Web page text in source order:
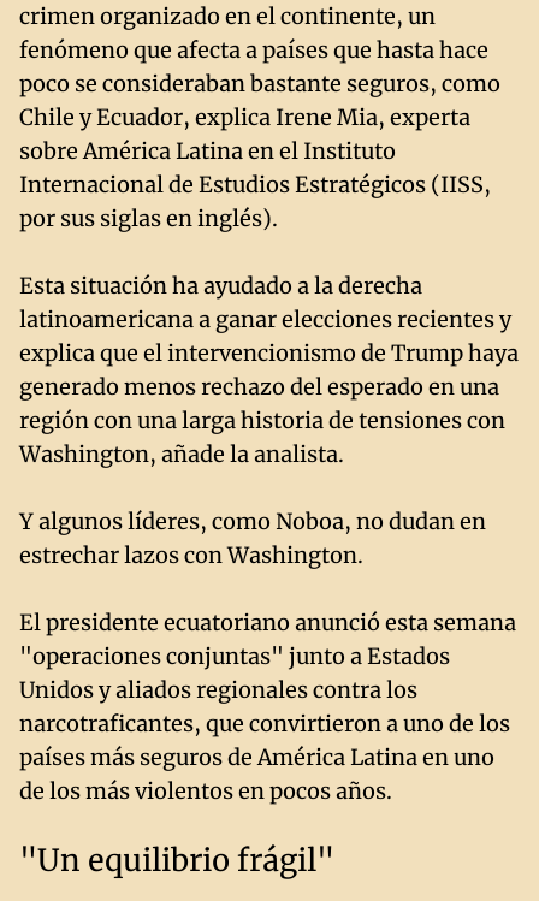
crimen organizado en el continente, un
fenómeno que afecta a países que hasta hace
poco se consideraban bastante seguros, como
Chile y Ecuador, explica Irene Mia, experta
sobre América Latina en el Instituto
Internacional de Estudios Estratégicos (IISS,
por sus siglas en inglés).
Esta situación ha ayudado a la derecha
latinoamericana a ganar elecciones recientes y
explica que el intervencionismo de Trump haya
generado menos rechazo del esperado en una
región con una larga historia de tensiones con
Washington, añade la analista.
Y algunos líderes, como Noboa, no dudan en
estrechar lazos con Washington.
El presidente ecuatoriano anunció esta semana
"operaciones conjuntas" junto a Estados
Unidos y aliados regionales contra los
narcotraficantes, que convirtieron a uno de los
países más seguros de América Latina en uno
de los más violentos en pocos años.
"Un equilibrio frágil"